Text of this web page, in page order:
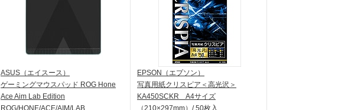
ASUS（エイスース）
ゲーミングマウスパッド ROG Hone
Ace Aim Lab Edition
EPSON（エプソン）
写真用紙クリスピア＜高光沢＞
KA450SCKR A4サイズ